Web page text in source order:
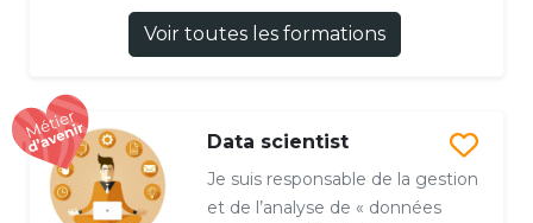
Voir toutes les formations
Data scientist
Je suis responsable de la gestion
et de l’analyse de « données